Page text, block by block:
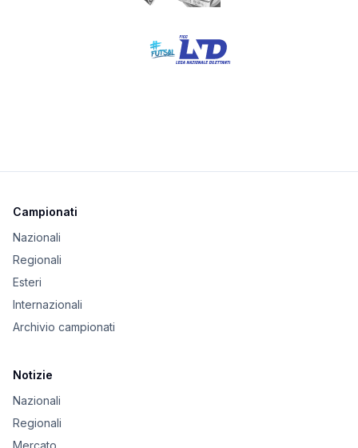
Campionati
Nazionali
Regionali
Esteri
Internazionali
Archivio campionati
Notizie
Nazionali
Regionali
Mercato